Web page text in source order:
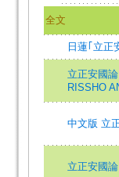
全文
日蓮｢立正
立正安國
RISSHO
中文版 立
立正安國